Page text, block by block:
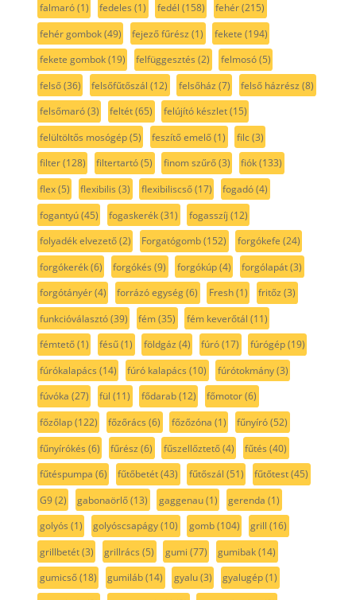
falmaró(1) fedeles (1) fedél (158) fehér(215)
fehér gombok(49) fejező fűrész (1) fekete (194)
fekete gombok(19) felfüggesztés (2) felmosó(5)
felső(36) felsőfűtőszál (12) felsőház (7) felső házrész (8)
felsőmaró(3) feltét(65) felújító készlet(15)
felültöltős mosógép(5) feszítő emelő(1) filc(3)
filter(128) filtertartó(5) finom szűrő(3) fiók(133)
flex(5) flexibilis (3) flexibiliscső(17) fogadó(4)
fogantyú(45) fogaskerék(31) fogasszíj (12)
folyadék elvezető(2) Forgatógomb(152) forgókefe (24)
forgókerék(6) forgókés (9) forgókúp(4) forgólapát(3)
forgótányér(4) forrázó egység(6) Fresh(1) fritőz (3)
funkcióválasztó(39) fém(35) fém keverőtál (11)
fémtető(1) fésű(1) földgáz (4) fúró(17) fúrógép(19)
fúrókalapács (14) fúró kalapács (10) fúrótokmány(3)
fúvóka (27) fül (11) fődarab(12) főmotor(6)
főzőlap(122) főzőrács (6) főzőzóna (1) fűnyíró(52)
fűnyírókés (6) fűrész (6) fűszellőztető(4) fűtés (40)
fűtéspumpa (6) fűtőbetét(43) fűtőszál (51) fűtőtest(45)
G9(2) gabonaörlő(13) gaggenau(1) gerenda (1)
golyós (1) golyóscsapágy(10) gomb(104) grill (16)
grillbetét(3) grillrács (5) gumi (77) gumibak(14)
gumicső(18) gumiláb(14) gyalu(3) gyalugép(1)